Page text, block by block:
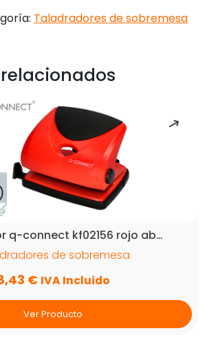
Taladradores de sobremesa
q-connect kf02156 rojo ab…
de sobremesa
€ IVA Incluido
Ver Producto